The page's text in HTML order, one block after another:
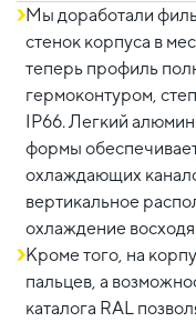
Мы доработали
стенок корпуса в
теперь профиль
гермоконтуром,
IP66. Легкий
формы
охлаждающих
вертикальное
охлаждение
Кроме того, на
пальцев, а
каталога RAL